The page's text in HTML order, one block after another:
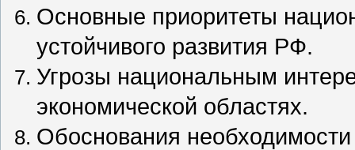
Основные приоритеты
устойчивого развития РФ.
Угрозы национальным
экономической областях.
Обоснования